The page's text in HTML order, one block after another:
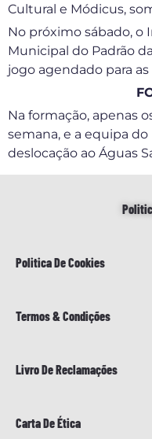
Cultural e Módicus,
No próximo sábado, o
Municipal do Padrão
jogo agendado para as
Na formação, apenas
semana, e a equipa
deslocação ao Águas
Politica De Cookies
Termos & Condições
Livro De Reclamações
Carta De Ética